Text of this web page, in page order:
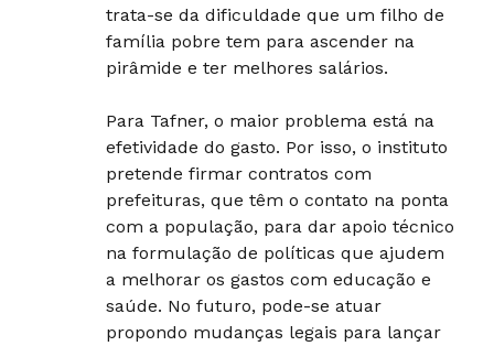
trata-se da dificuldade que um filho de
família pobre tem para ascender na
pirâmide e ter melhores salários.
Para Tafner, o maior problema está na
efetividade do gasto. Por isso, o instituto
pretende firmar contratos com
prefeituras, que têm o contato na ponta
com a população, para dar apoio técnico
na formulação de políticas que ajudem
a melhorar os gastos com educação e
saúde. No futuro, pode-se atuar
propondo mudanças legais para lançar